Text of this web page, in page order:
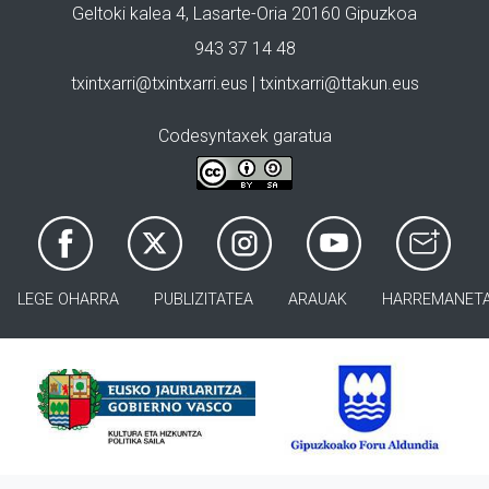
Geltoki kalea 4, Lasarte-Oria 20160 Gipuzkoa
943 37 14 48
txintxarri@txintxarri.eus | txintxarri@ttakun.eus
Codesyntaxek garatua
LEGE OHARRA PUBLIZITATEA ARAUAK